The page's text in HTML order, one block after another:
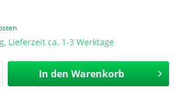
Lieferzeit ca. 1-3 Werktage
In den Warenkorb